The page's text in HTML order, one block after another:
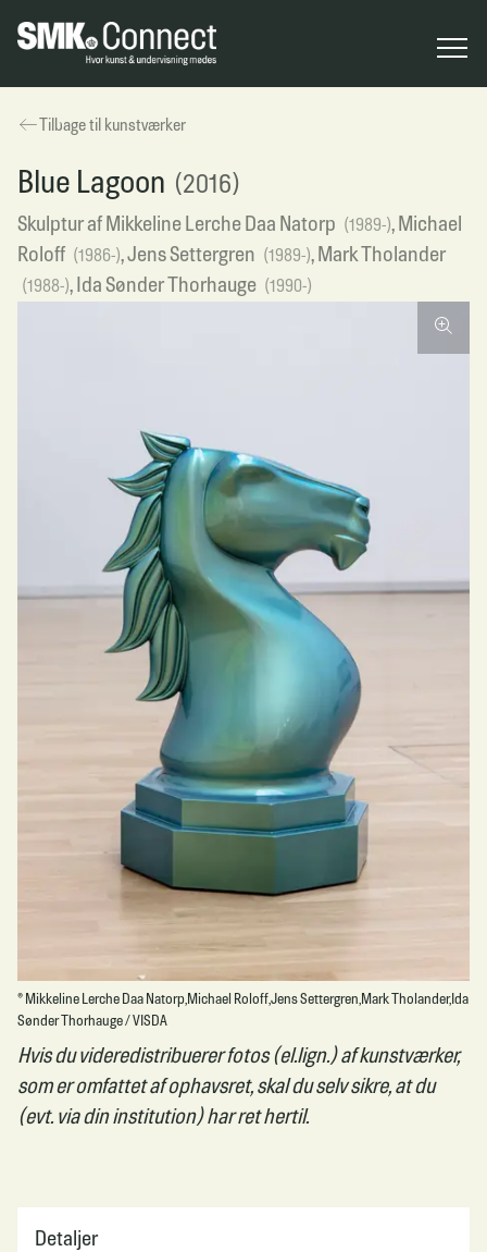
Tilbage til kunstværker
Blue Lagoon (2016)
Skulpturaf Mikkeline Lerche Daa Natorp (1989-), Michael
Roloff (1986-),Jens Settergren (1989-), Mark Tholander
(1988-), Ida Sønder Thorhauge (1990-)
© Mikkeline Lerche Daa Natorp,Michael Roloff,Jens Settergren,Mark Tholander,Ida
Sønder Thorhauge / VISDA
Hvis du videredistribuerer fotos (el.lign.) af kunstværker,
som er omfattet af ophavsret, skal du selv sikre, at du
(evt. via din institution) har ret hertil.
Detaljer